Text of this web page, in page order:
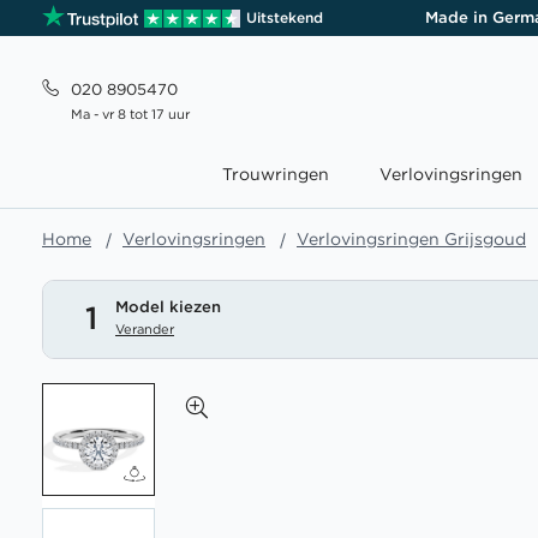
Uitstekend Made in
020 8905470
Ma - vr 8 tot 17 uur
Trouwringen Verlovingsringen
Home Verlovingsringen Verlovingsringen Grijsgoud
1 Model kiezen
Verander
het
einde
van